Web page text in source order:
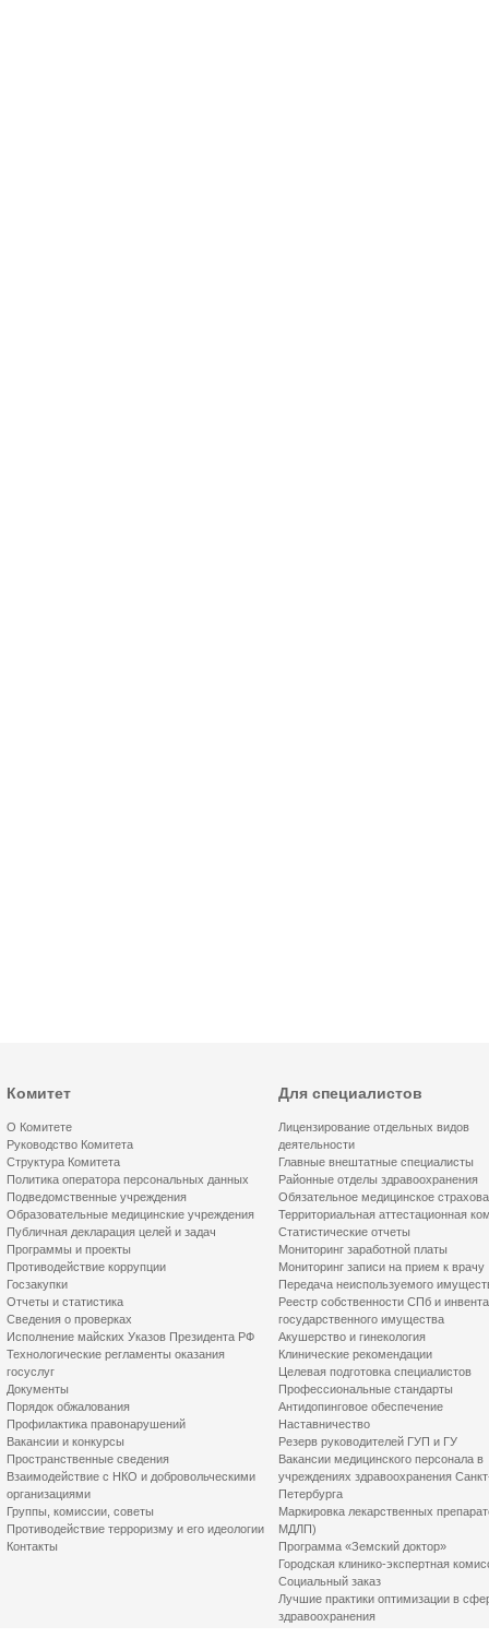
Комитет
О Комитете
Руководство Комитета
Структура Комитета
Политика оператора персональных данных
Подведомственные учреждения
Образовательные медицинские учреждения
Публичная декларация целей и задач
Программы и проекты
Противодействие коррупции
Госзакупки
Отчеты и статистика
Сведения о проверках
Исполнение майских Указов Президента РФ
Технологические регламенты оказания
госуслуг
Документы
Порядок обжалования
Профилактика правонарушений
Вакансии и конкурсы
Пространственные сведения
Взаимодействие с НКО и добровольческими
организациями
Группы, комиссии, советы
Противодействие терроризму и его идеологии
Контакты
Для специалистов
Лицензирование отдельных видов
деятельности
Главные внештатные специалисты
Районные отделы здравоохранения
Обязательное медицинское
Территориальная аттестационная
Статистические отчеты
Мониторинг заработной платы
Мониторинг записи на прием к врачу
Передача неиспользуемого
Реестр собственности СПб и
государственного имущества
Акушерство и гинекология
Клинические рекомендации
Целевая подготовка специалистов
Профессиональные стандарты
Антидопинговое обеспечение
Наставничество
Резерв руководителей ГУП и ГУ
Вакансии медицинского персонала в
учреждениях здравоохранения
Петербурга
Маркировка лекарственных
МДЛП)
Программа «Земский доктор»
Городская клинико-экспертная
Социальный заказ
Лучшие практики оптимизации в
здравоохранения